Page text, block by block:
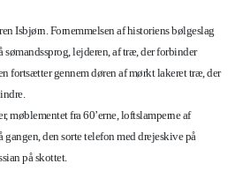
Isbjørn. Fornemmelsen af historiens bølgeslag
sømandssprog, lejderen, af træ, der forbinder
fortsætter gennem døren af mørkt lakeret træ, der
møblementet fra 60’erne, loftslamperne af
den sorte telefon med drejeskive på
på skottet.